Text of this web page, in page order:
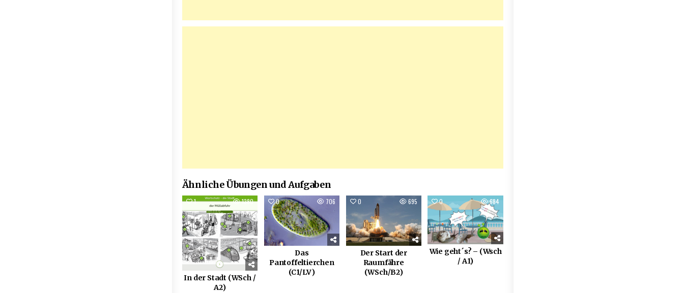
Ähnliche Übungen und Aufgaben
1 1380
In der Stadt (WSch /
A2)
0 706
Das
Pantoffeltierchen
(C1/LV)
0 695
Der Start der
Raumfähre
(WSch/B2)
0 684
Wie geht´s? – (Wsch
/ A1)